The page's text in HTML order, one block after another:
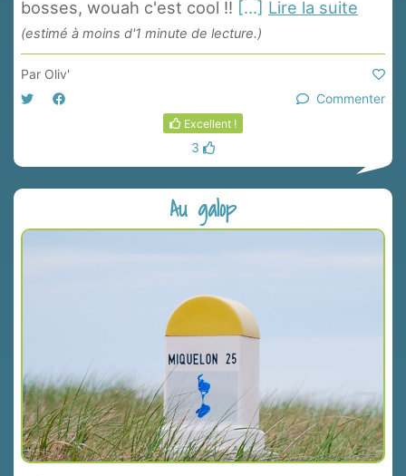
bosses, wouah c'est cool !! [...] Lire la suite
(estimé à moins d'1 minute de lecture.)
Par Oliv'
Commenter
Excellent !
3
Au galop